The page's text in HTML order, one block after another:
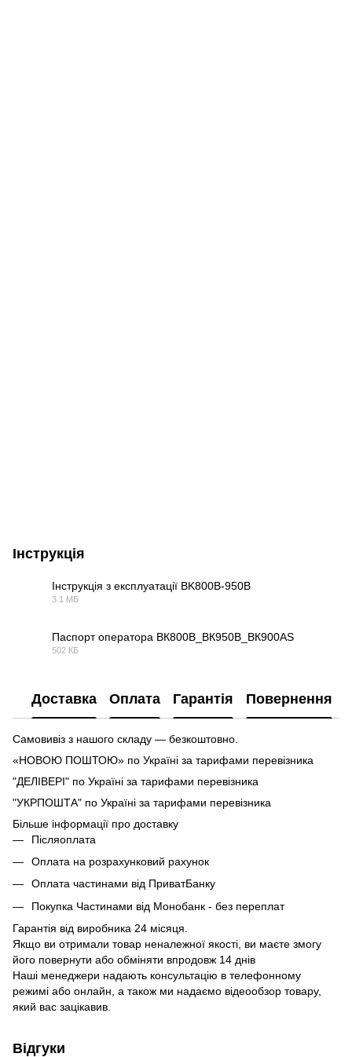
Інструкція
Інструкція з експлуатації BK800В-950В
3.1 МБ
Паспорт оператора ВК800В_ВК950В_ВК900АS
502 КБ
Доставка Оплата Гарантія Повернення
Самовивіз з нашого складу — безкоштовно.
«НОВОЮ ПОШТОЮ» по Україні за тарифами перевізника
"ДЕЛІВЕРІ" по Україні за тарифами перевізника
"УКРПОШТА" по Україні за тарифами перевізника
Більше інформації про доставку
Післяоплата
Оплата на розрахунковий рахунок
Оплата частинами від ПриватБанку
Покупка Частинами від Монобанк - без переплат
Гарантія від виробника 24 місяця.
Якщо ви отримали товар неналежної якості, ви маєте змогу
його повернути або обміняти впродовж 14 днів
Наші менеджери надають консультацію в телефонному
режимі або онлайн, а також ми надаємо відеообзор товару,
який вас зацікавив.
Відгуки